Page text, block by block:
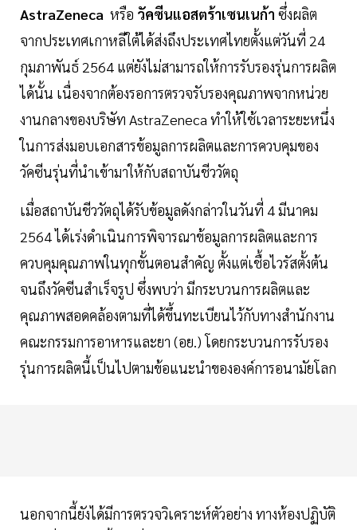
AstraZeneca หรือ วัคซีนแอสตร้าเซนเนก้า ซึ่งผลิต
จากประเทศเกาหลีใต้ได้ส่งถึงประเทศไทยตั้งแต่วันที่ 24
กุมภาพันธ์ 2564 แต่ยังไม่สามารถให้การรับรองรุ่นการผลิต
ได้นั้น เนื่องจากต้องรอการตรวจรับรองคุณภาพจากหน่วย
งานกลางของบริษัท AstraZeneca ทำให้ใช้เวลาระยะหนึ่ง
ในการส่งมอบเอกสารข้อมูลการผลิตและการควบคุมของ
วัคซีนรุ่นที่นำเข้ามาให้กับสถาบันชีววัตถุ
เมื่อสถาบันชีววัตถุได้รับข้อมูลดังกล่าวในวันที่ 4 มีนาคม
2564 ได้เร่งดำเนินการพิจารณาข้อมูลการผลิตและการ
ควบคุมคุณภาพในทุกขั้นตอนสำคัญ ตั้งแต่เชื้อไวรัสตั้งต้น
จนถึงวัคซีนสำเร็จรูป ซึ่งพบว่า มีกระบวนการผลิตและ
คุณภาพสอดคล้องตามที่ได้ขึ้นทะเบียนไว้กับทางสำนักงาน
คณะกรรมการอาหารและยา (อย.) โดยกระบวนการรับรอง
รุ่นการผลิตนี้เป็นไปตามข้อแนะนำขององค์การอนามัยโลก
นอกจากนี้ยังได้มีการตรวจวิเคราะห์ตัวอย่าง ทางห้องปฏิบัติ